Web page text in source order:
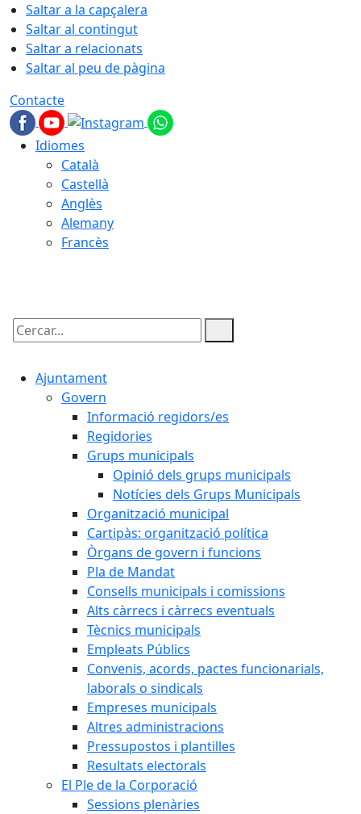
Saltar a la capçalera
Saltar al contingut
Saltar a relacionats
Saltar al peu de pàgina
Contacte
Idiomes
Català
Castellà
Anglès
Alemany
Francès
Cercar:
Ajuntament
Govern
Informació regidors/es
Regidories
Grups municipals
Opinió dels grups municipals
Notícies dels Grups Municipals
Organització municipal
Cartipàs: organització política
Òrgans de govern i funcions
Pla de Mandat
Consells municipals i comissions
Alts càrrecs i càrrecs eventuals
Tècnics municipals
Empleats Públics
Convenis, acords, pactes funcionarials,
laborals o sindicals
Empreses municipals
Altres administracions
Pressupostos i plantilles
Resultats electorals
El Ple de la Corporació
Sessions plenàries